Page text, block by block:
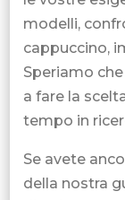
modelli,
cappuccino,
Speriamo
a fare la
tempo in
Se avete
della nostra